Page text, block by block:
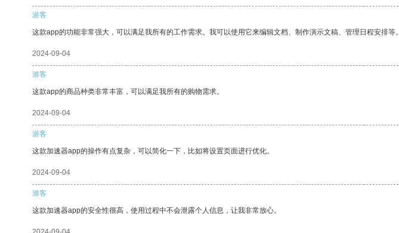
游客
这款app的功能非常强大，可以满足我所有的工作需求。我可以使用它来编辑文档、制作演示文稿、管理日程安排等。
2024-09-04
游客
这款app的商品种类非常丰富，可以满足我所有的购物需求。
2024-09-04
游客
这款加速器app的操作有点复杂，可以简化一下，比如将设置页面进行优化。
2024-09-04
游客
这款加速器app的安全性很高，使用过程中不会泄露个人信息，让我非常放心。